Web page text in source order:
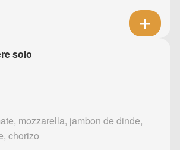
solo
mozzarella, jambon de dinde,
chorizo